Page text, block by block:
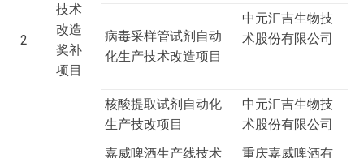
2
技术
改造
奖补
项目
病毒采样管试剂自动
化生产技术改造项目
中元汇吉生物技
术股份有限公司
核酸提取试剂自动化
生产技改项目
中元汇吉生物技
术股份有限公司
嘉威啤酒生产线技术
重庆嘉威啤酒有